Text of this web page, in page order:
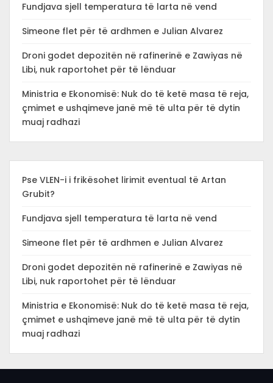
Fundjava sjell temperatura të larta në vend
Simeone flet për të ardhmen e Julian Alvarez
Droni godet depozitën në rafinerinë e Zawiyas në
Libi, nuk raportohet për të lënduar
Ministria e Ekonomisë: Nuk do të ketë masa të reja,
çmimet e ushqimeve janë më të ulta për të dytin
muaj radhazi
Pse VLEN-i i frikësohet lirimit eventual të Artan
Grubit?
Fundjava sjell temperatura të larta në vend
Simeone flet për të ardhmen e Julian Alvarez
Droni godet depozitën në rafinerinë e Zawiyas në
Libi, nuk raportohet për të lënduar
Ministria e Ekonomisë: Nuk do të ketë masa të reja,
çmimet e ushqimeve janë më të ulta për të dytin
muaj radhazi